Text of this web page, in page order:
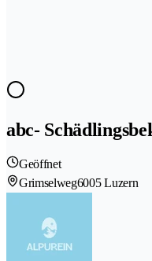
abc-
Geöffnet
Grimselweg6005 Luzern